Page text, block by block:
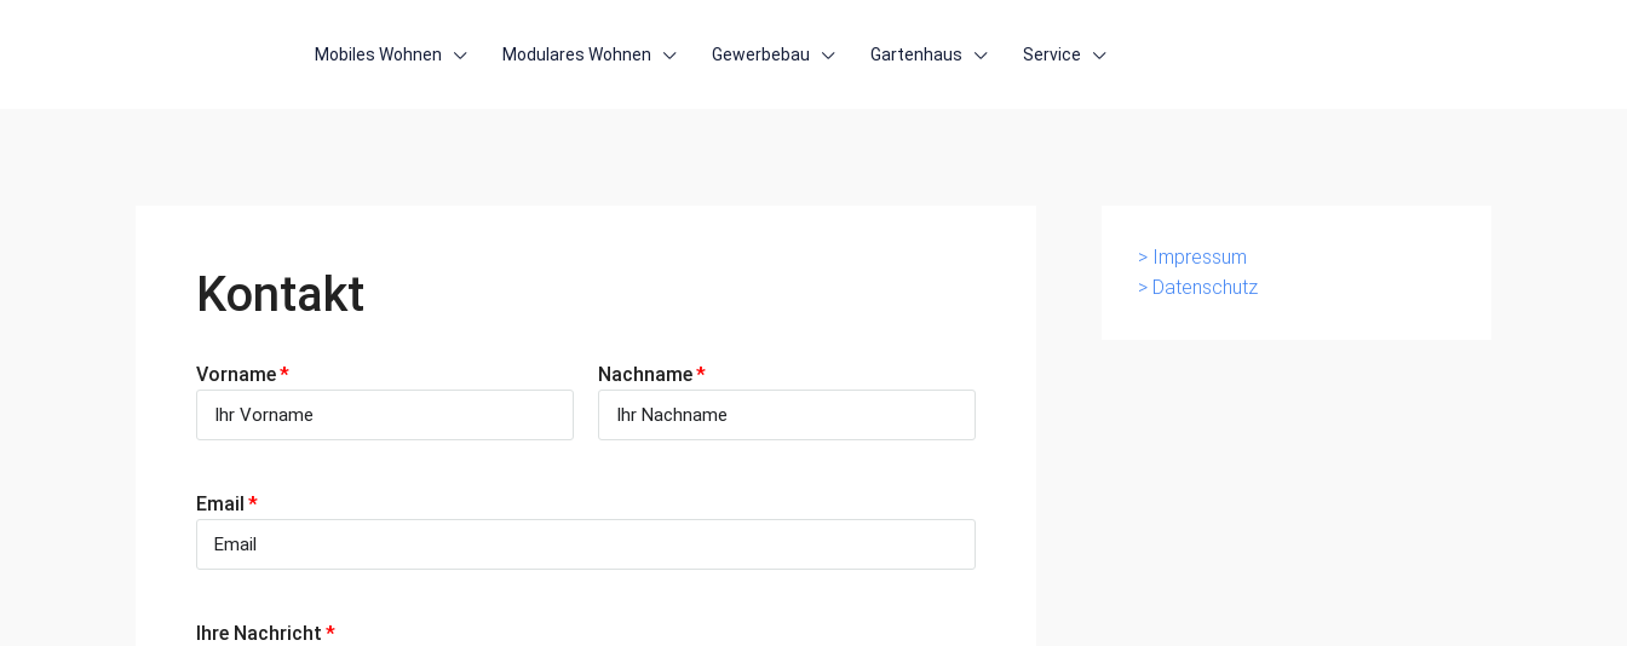
Mobiles Wohnen Modulares Wohnen Gewerbebau Gartenhaus Service
Kontakt
Vorname Nachname
Email
Ihre Nachricht
> Impressum
> Datenschutz